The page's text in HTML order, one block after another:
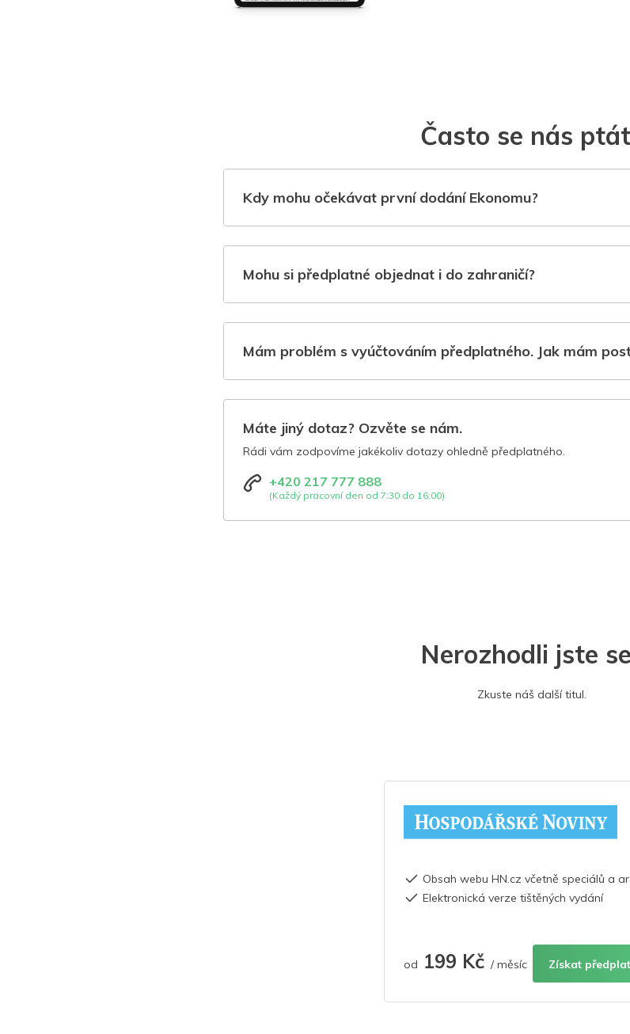
Často se nás
Kdy mohu očekávat první dodání Ekonomu?
Mohu si předplatné objednat i do zahraničí?
Mám problém s vyúčtováním předplatného. Jak mám
Máte jiný dotaz? Ozvěte se nám.
Rádi vám zodpovíme jakékoliv dotazy ohledně předplatného.
+420 217 777 888
(Každý pracovní den od 7:30 do 16:00)
Nerozhodli jste
Zkuste náš další titul.
Obsah webu HN.cz včetně speciálů a
Elektronická verze tištěných vydání
od 199 Kč / měsíc Získat